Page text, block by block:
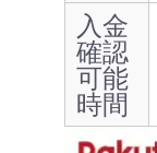
入金
確認
可能
時間